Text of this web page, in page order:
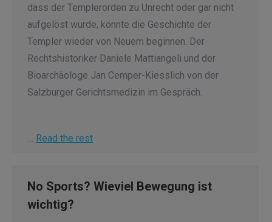
dass der Templerorden zu Unrecht oder gar nicht
aufgelöst wurde, könnte die Geschichte der
Templer wieder von Neuem beginnen. Der
Rechtshistoriker Daniele Mattiangeli und der
Bioarchäologe Jan Cemper-Kiesslich von der
Salzburger Gerichtsmedizin im Gespräch.
… Read the rest
No Sports? Wieviel Bewegung ist
wichtig?